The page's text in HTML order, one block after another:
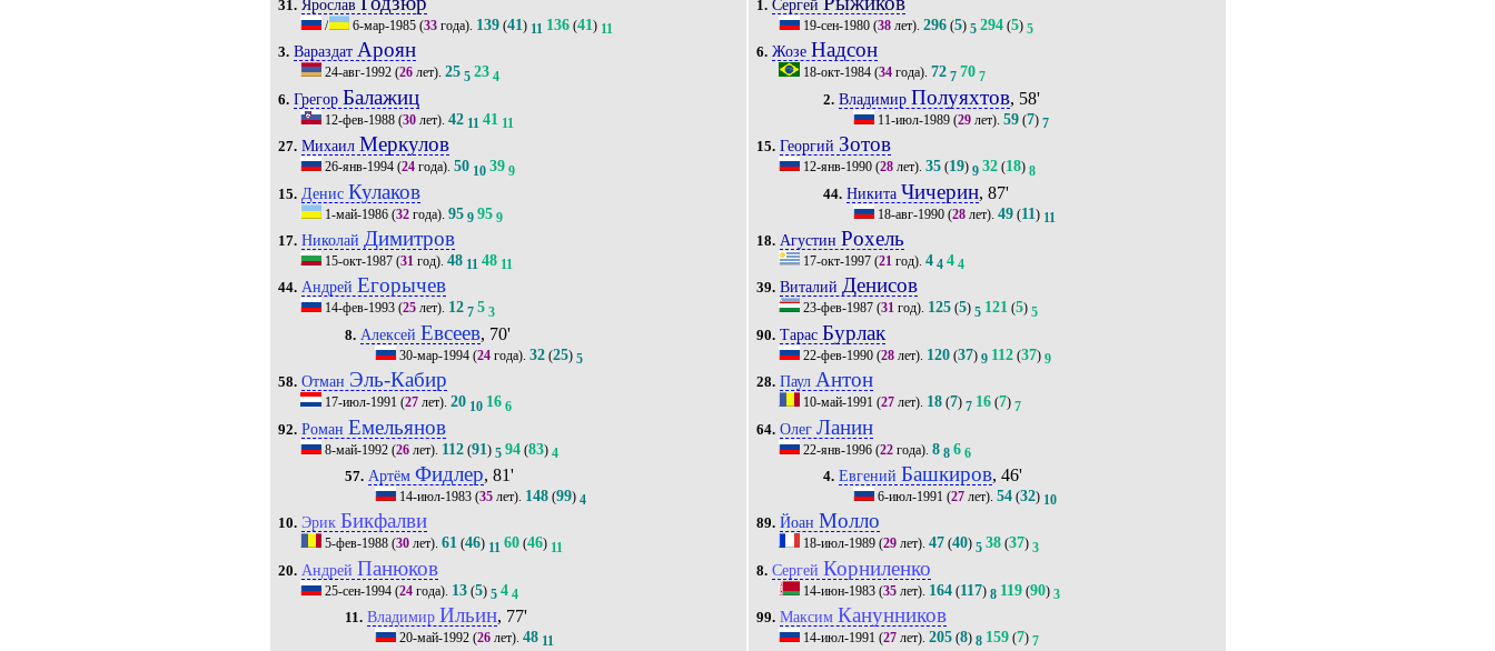
31. Ярослав
/ 6-мар-1985 (33 года). 139 (41) 11 136 (41) 11
3. ВараздатАроян
24-авг-1992 (26 лет).25 5 23 4
6. Грегор Балажиц
12-фев-1988 (30 лет).42 11 41 11
27. Михаил Меркулов
26-янв-1994 (24 года).50 10 39 9
15. Денис Кулаков
1-май-1986 (32 года).95 9 95 9
17. Николай Димитров
15-окт-1987 (31 год).48 11 48 11
44. АндрейЕгорычев
14-фев-1993 (25 лет). 12 7 5 3
8. Алексей Евсеев, 70'
30-мар-1994(24года). 32(25) 5
58. Отман Эль-Кабир
17-июл-1991 (27 лет).20 10 16 6
92. Роман Емельянов
8-май-1992 (26 лет). 112 (91) 5 94 (83) 4
57. АртёмФидлер, 81'
14-июл-1983(35лет). 148(99) 4
10. ЭрикБикфалви
5-фев-1988 (30 лет).61 (46) 11 60 (46) 11
20. Андрей Панюков
25-сен-1994 (24 года). 13 (5) 5 4 4
11. Владимир Ильин, 77'
20-май-1992(26лет). 48 11
1. Сергей
19-сен-1980 (38 лет).296 (5) 5 294 (5) 5
6. ЖозеНадсон
18-окт-1984 (34 года).72 7 70 7
2. Владимир Полуяхтов, 58'
11-июл-1989(29лет). 59(7) 7
15. Георгий Зотов
12-янв-1990 (28 лет).35 (19) 9 32 (18) 8
44. Никита Чичерин, 87'
18-авг-1990(28лет). 49(11) 11
18. Агустин Рохель
17-окт-1997 (21 год).4 4 4 4
39. ВиталийДенисов
23-фев-1987 (31 год). 125 (5) 5 121 (5) 5
90. Тарас Бурлак
22-фев-1990 (28 лет). 120 (37) 9 112 (37) 9
28. Паул Антон
10-май-1991 (27 лет). 18 (7) 7 16 (7) 7
64. ОлегЛанин
22-янв-1996 (22 года).8 8 6 6
4. Евгений Башкиров, 46'
6-июл-1991 (27лет). 54(32) 10
89. ЙоанМолло
18-июл-1989 (29 лет).47 (40) 5 38 (37) 3
8. Сергей Корниленко
14-июн-1983 (35 лет). 164 (117) 8 119 (90) 3
99. Максим Канунников
14-июл-1991 (27 лет).205 (8) 8 159 (7) 7